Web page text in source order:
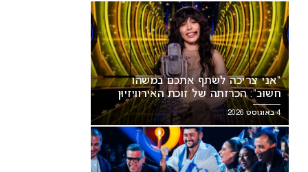
צריכה לשתף אתכם במשהו
הכרזתה של זוכת האירוויזיון
את הרשת
התאריכים עלולה להשפיע על
ישראל
“אני צריכה לשתף אתכם במשהו
חשוב”: הכרזתה של זוכת האירוויזיון
מסעירה את הרשת
4 באוגוסט 2026